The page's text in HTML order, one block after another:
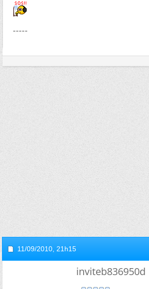
-----
11/09/2010, 21h15
inviteb836950d